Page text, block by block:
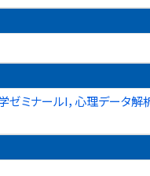
ゼミナールI，心理データ